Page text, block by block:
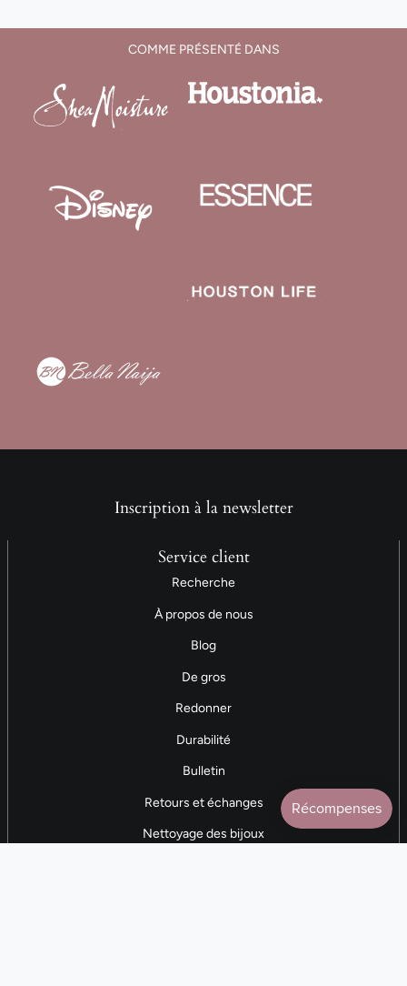
COMME PRÉSENTÉ DANS
Inscription à la newsletter
Service client
Recherche
À propos de nous
Blog
De gros
Redonner
Durabilité
Bulletin
Retours et échanges
Nettoyage des bijoux